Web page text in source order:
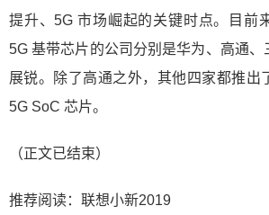
提升、5G 市场崛起的关键时点。目前
5G 基带芯片的公司分别是华为、高通
展锐。除了高通之外，其他四家都推出
5G SoC 芯片。
（正文已结束）
推荐阅读： 联想小新2019